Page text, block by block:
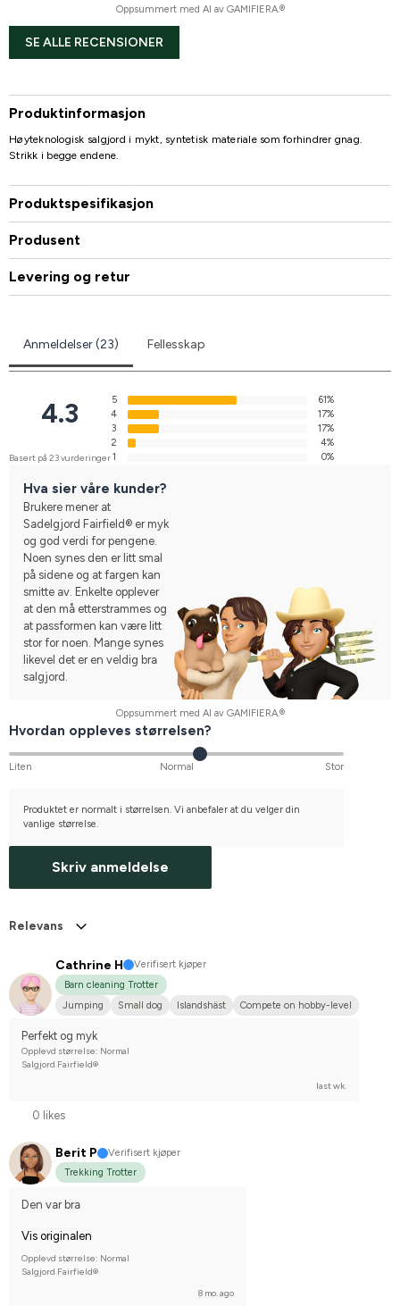
Oppsummert med AI av GAMIFIERA.®
SE ALLE RECENSIONER
Produktinformasjon
Høyteknologisk salgjord i mykt, syntetisk materiale som forhindrer gnag.
Strikk i begge endene.
Produktspesifikasjon
Produsent
Levering og retur
Anmeldelser (23) Fellesskap
4.3
Basert på 23 vurderinger
5
61%
4
17%
3
17%
2
4%
1
0%
Hva sier våre kunder?
Brukere mener at
Sadelgjord Fairfield® er myk
og god verdi for pengene.
Noen synes den er litt smal
på sidene og at fargen kan
smitte av. Enkelte opplever
at den må etterstrammes og
at passformen kan være litt
stor for noen. Mange synes
likevel det er en veldig bra
salgjord.
Oppsummert med AI av GAMIFIERA.®
Hvordan oppleves størrelsen?
Liten Normal Stor
Produktet er normalt i størrelsen. Vi anbefaler at du velger din
vanlige størrelse.
Skriv anmeldelse
Relevans
Cathrine H
Verifisert kjøper
Barn cleaning Trotter
Jumping
Small dog Islandshäst Compete on hobby-level
Perfekt og myk
Opplevd størrelse: Normal
Salgjord Fairfield®
last wk.
0 likes
Berit P
Verifisert kjøper
Trekking Trotter
Den var bra
Vis originalen
Opplevd størrelse: Normal
Salgjord Fairfield®
8 mo. ago